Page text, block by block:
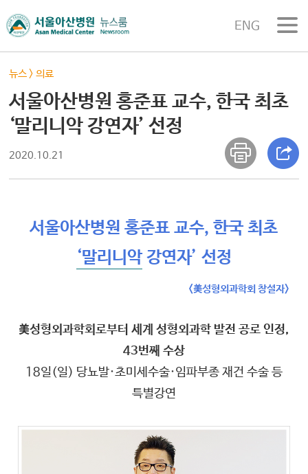
ENG
뉴스 >의료
서울아산병원 홍준표 교수, 한국 최초
‘말리니악 강연자’ 선정
2020.10.21
서울아산병원 홍준표 교수, 한국 최초
‘말리니악강연자’ 선정
<美성형외과학회 창설자>
美성형외과학회로부터 세계 성형외과학 발전 공로 인정,
43번째 수상
18일(일) 당뇨발·초미세수술·임파부종 재건 수술 등
특별강연